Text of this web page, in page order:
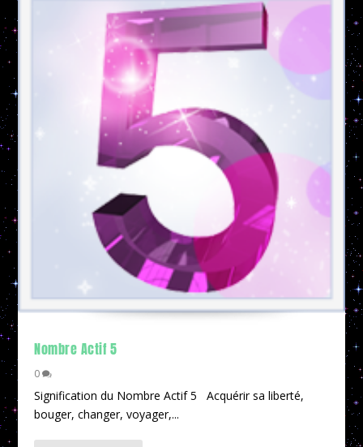
Nombre Actif 5
0
Signification du Nombre Actif 5 Acquérir sa liberté,
bouger, changer, voyager,...